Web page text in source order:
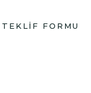
FORMU